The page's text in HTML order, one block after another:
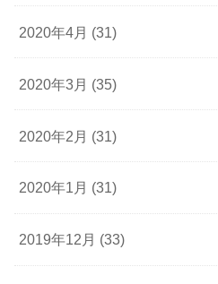
2020年4月 (31)
2020年3月 (35)
2020年2月 (31)
2020年1月 (31)
2019年12月 (33)